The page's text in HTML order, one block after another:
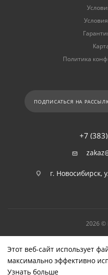
Политика
ПОДПИСАТЬСЯ НА
+7
г. Новосибирск,
2026 ©
Этот веб-сайт использует
максимально эффективно
Узнать больше